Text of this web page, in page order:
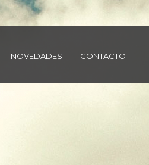
NOVEDADES CONTACTO